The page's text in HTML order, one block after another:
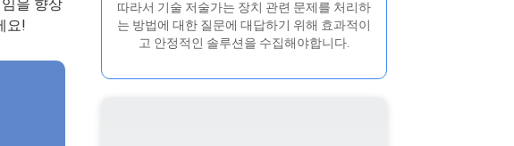
을 향상
요!
따라서 기술 저술가는 장치 관련 문제를 처리하
는 방법에 대한 질문에 대답하기 위해 효과적이
고 안정적인 솔루션을 수집해야합니다.